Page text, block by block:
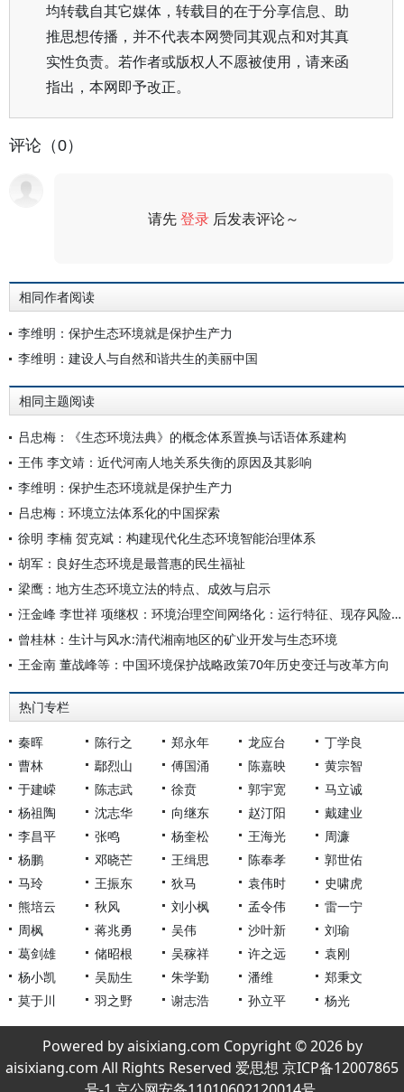
均转载自其它媒体，转载目的在于分享信息、助
推思想传播，并不代表本网赞同其观点和对其真
实性负责。若作者或版权人不愿被使用，请来函
指出，本网即予改正。
评论（0）
请先登录 后发表评论～
相同作者阅读
李维明：保护生态环境就是保护生产力
李维明：建设人与自然和谐共生的美丽中国
相同主题阅读
吕忠梅：《生态环境法典》的概念体系置换与话语体系建构
王伟 李文靖：近代河南人地关系失衡的原因及其影响
李维明：保护生态环境就是保护生产力
吕忠梅：环境立法体系化的中国探索
徐明 李楠 贺克斌：构建现代化生态环境智能治理体系
胡军：良好生态环境是最普惠的民生福祉
梁鹰：地方生态环境立法的特点、成效与启示
汪金峰 李世祥 项继权：环境治理空间网络化：运行特征、现存风险与完善路径
曾桂林：生计与风水:清代湘南地区的矿业开发与生态环境
王金南 董战峰等：中国环境保护战略政策70年历史变迁与改革方向
热门专栏
秦晖 陈行之 郑永年 龙应台
丁学良
曹林
鄢烈山 傅国涌 陈嘉映
黄宗智
于建嵘
陈志武 徐贲 郭宇宽
马立诚
杨祖陶
沈志华 向继东 赵汀阳
戴建业
李昌平
张鸣 杨奎松 王海光
周濂
杨鹏
邓晓芒 王缉思 陈奉孝
郭世佑
马玲
王振东 狄马 袁伟时
史啸虎
熊培云
秋风 刘小枫 孟令伟
雷一宁
周枫
蒋兆勇 吴伟 沙叶新
刘瑜
葛剑雄
储昭根 吴稼祥 许之远
袁刚
杨小凯
吴励生 朱学勤 潘维
郑秉文
莫于川
羽之野 谢志浩 孙立平 杨光
Powered by aisixiang.com Copyright © 2026 by
aisixiang.com All Rights Reserved 爱思想 京ICP备12007865